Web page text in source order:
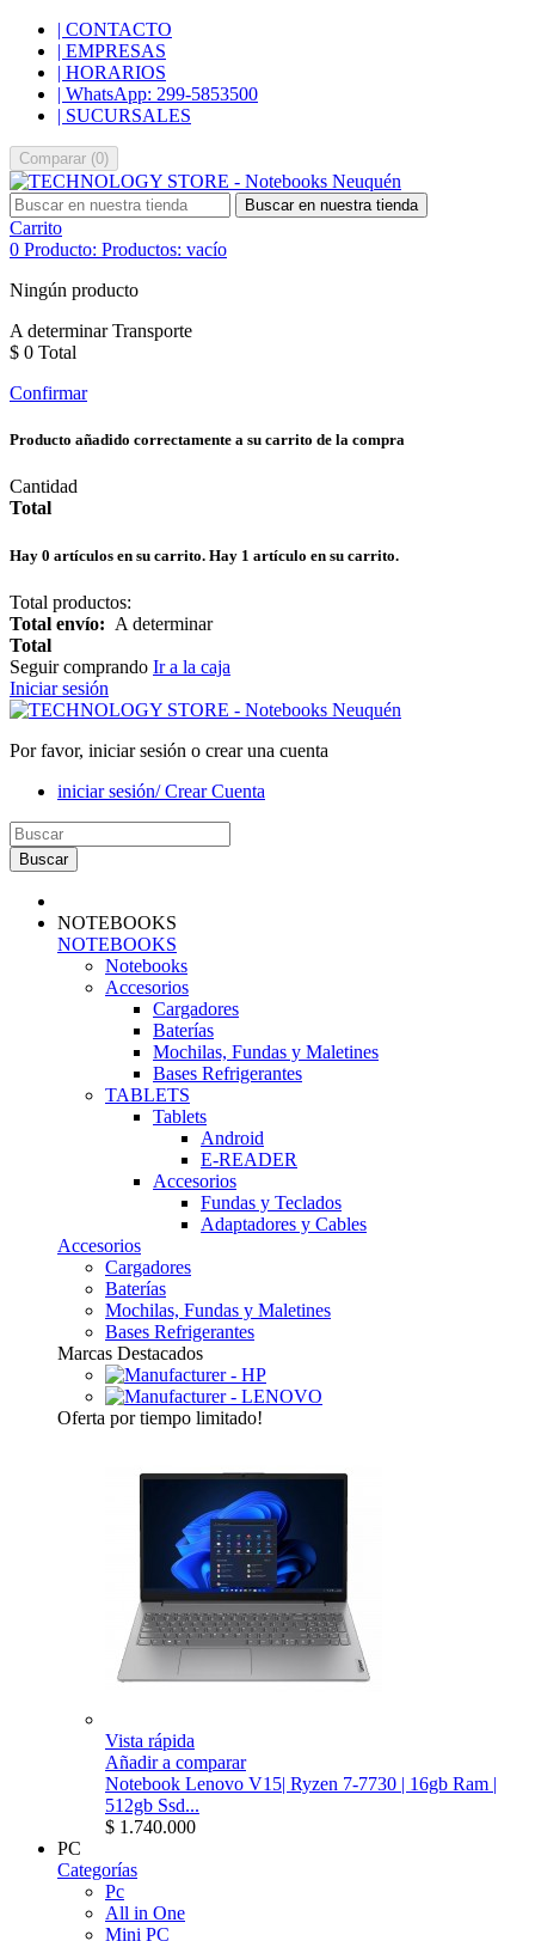
| CONTACTO
| EMPRESAS
| HORARIOS
| WhatsApp: 299-5853500
| SUCURSALES
Comparar (0)
Buscar en nuestra tienda
Carrito
0 Producto: Productos: vacío
Ningún producto
A determinarTransporte
$ 0 Total
Confirmar
Producto añadido correctamente a su carrito de la compra
Cantidad
Total
Hay 0 artículos en su carrito. Hay 1 artículo en su carrito.
Total productos:
Total envío: A determinar
Total
Seguir comprando Ir a la caja
Iniciar sesión
Por favor, iniciar sesión o crear una cuenta
iniciar sesión/ Crear Cuenta
Buscar
NOTEBOOKS
NOTEBOOKS
Notebooks
Accesorios
Cargadores
Baterías
Mochilas, Fundas y Maletines
Bases Refrigerantes
TABLETS
Tablets
Android
E-READER
Accesorios
Fundas y Teclados
Adaptadores y Cables
Accesorios
Cargadores
Baterías
Mochilas, Fundas y Maletines
Bases Refrigerantes
Marcas Destacados
Oferta por tiempo limitado!
Vista rápida
Añadir a comparar
Notebook Lenovo V15| Ryzen 7-7730 | 16gb Ram |
512gb Ssd...
$ 1.740.000
PC
Categorías
Pc
All in One
Mini PC